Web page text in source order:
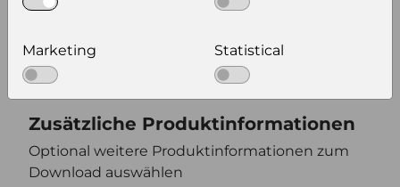
wählen Sie eine Auflösung für Ihr Bild aus
Bildauflösung
Zusätzliche Produktinformationen
Optional weitere Produktinformationen zum
Download auswählen
Marketing Statistical